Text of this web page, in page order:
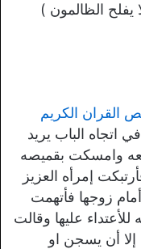
يفلح الظالمون )
القران الكريم
اتجاه الباب يريد
وامسكت بقميصه
إمرأه العزيز
زوجها فأتهمت
عليها وقالت
أن يسجن او